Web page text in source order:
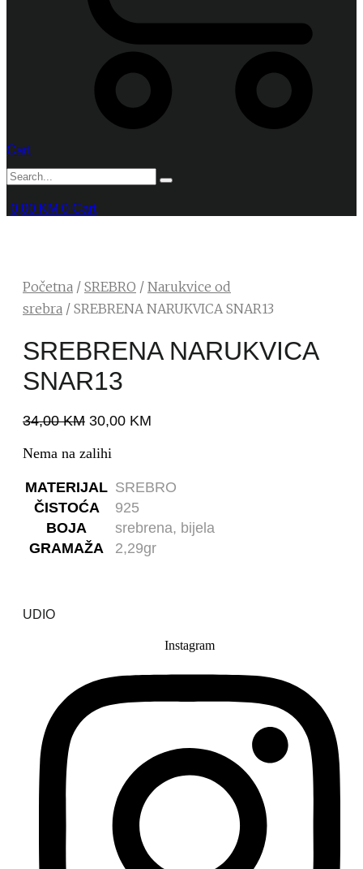
Cart
0,00 KM 0 Cart
Početna / SREBRO / Narukvice od
srebra / SREBRENA NARUKVICA SNAR13
SREBRENA NARUKVICA
SNAR13
34,00KM 30,00 KM
Nema na zalihi
MATERIJAL SREBRO
ČISTOĆA
925
BOJA
srebrena, bijela
GRAMAŽA
2,29gr
UDIO
Instagram